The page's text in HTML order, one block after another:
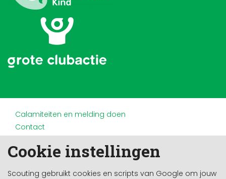
Cookie instellingen
Scouting gebruikt cookies en scripts van Google om jouw
Calamiteiten en melding doen
Contact
Doneren en nalaten